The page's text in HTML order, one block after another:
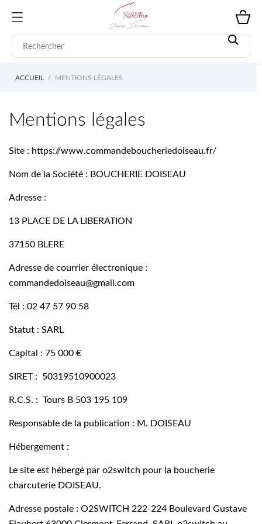
ACCUEIL MENTIONS LÉGALES
Mentions légales
Site : https://www.commandeboucheriedoiseau.fr/
Nom de la Société : BOUCHERIE DOISEAU
Adresse :
13 PLACE DE LA LIBERATION
37150 BLERE
Adresse de courrier électronique :
commandedoiseau@gmail.com
Tél : 02 47 57 90 58
Statut : SARL
Capital : 75 000 €
SIRET : 50319510900023
R.C.S. : Tours B 503 195 109
Responsable de la publication : M. DOISEAU
Hébergement :
Le site est hébergé par o2switch pour la boucherie
charcuterie DOISEAU.
Adresse postale : O2SWITCH 222-224 Boulevard Gustave